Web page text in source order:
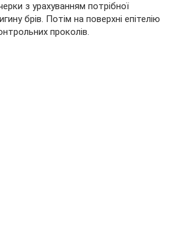
з урахуванням потрібної
брів. Потім на поверхні епітелію
проколів.